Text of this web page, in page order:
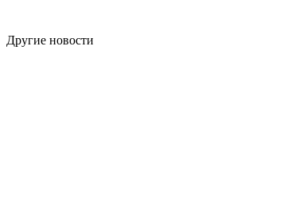
Другие новости